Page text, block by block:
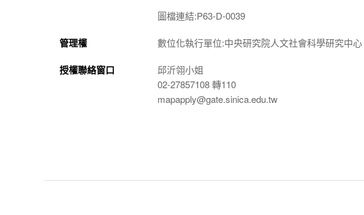
圖檔連結:P63-D-0039
管理權 數位化執行單位:中央研究院人文社會科學研究中心
授權聯絡窗口
邱沂翎小姐
02-27857108 轉110
mapapply@gate.sinica.edu.tw